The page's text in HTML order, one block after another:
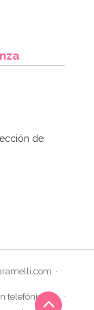
de
telefónica)